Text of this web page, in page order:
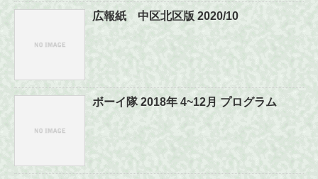
広報紙 中区北区版 2020/10
ボーイ隊 2018年 4~12月 プログラム